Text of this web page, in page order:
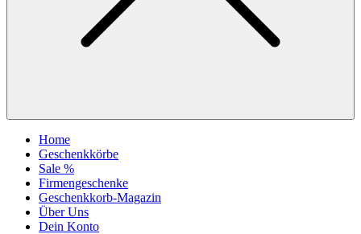
Home
Geschenkkörbe
Sale %
Firmengeschenke
Geschenkkorb-Magazin
Über Uns
Dein Konto